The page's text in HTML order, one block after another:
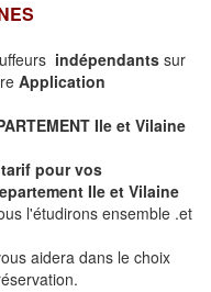
indépendants sur
Application
Ile et Vilaine
pour vos
Ile et Vilaine
l'étudirons ensemble .et
aidera dans le choix